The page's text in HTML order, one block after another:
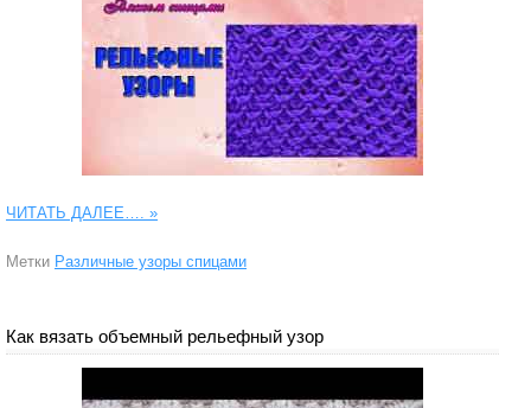
ЧИТАТЬ ДАЛЕЕ…. »
Метки Различные узоры спицами
Как вязать объемный рельефный узор